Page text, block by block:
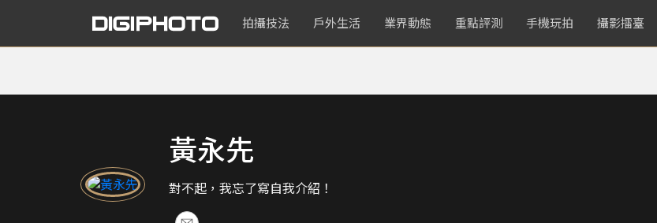
拍攝技法 戶外生活 業界動態 重點評測 手機玩拍 攝影擂臺
黃永先
對不起，我忘了寫自我介紹！